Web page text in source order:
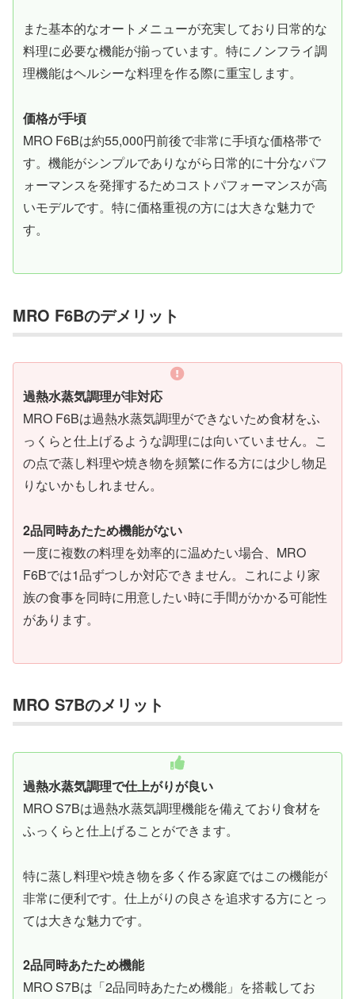
また基本的なオートメニューが充実しており日常的な
料理に必要な機能が揃っています。特にノンフライ調
理機能はヘルシーな料理を作る際に重宝します。
価格が手頃
MRO F6Bは約55,000円前後で非常に手頃な価格帯で
す。機能がシンプルでありながら日常的に十分なパフ
ォーマンスを発揮するためコストパフォーマンスが高
いモデルです。特に価格重視の方には大きな魅力で
す。
MRO F6Bのデメリット
過熱水蒸気調理が非対応
MRO F6Bは過熱水蒸気調理ができないため食材をふ
っくらと仕上げるような調理には向いていません。こ
の点で蒸し料理や焼き物を頻繁に作る方には少し物足
りないかもしれません。
2品同時あたため機能がない
一度に複数の料理を効率的に温めたい場合、MRO
F6Bでは1品ずつしか対応できません。これにより家
族の食事を同時に用意したい時に手間がかかる可能性
があります。
MRO S7Bのメリット
過熱水蒸気調理で仕上がりが良い
MRO S7Bは過熱水蒸気調理機能を備えており食材を
ふっくらと仕上げることができます。
特に蒸し料理や焼き物を多く作る家庭ではこの機能が
非常に便利です。仕上がりの良さを追求する方にとっ
ては大きな魅力です。
2品同時あたため機能
MRO S7Bは「2品同時あたため機能」を搭載してお